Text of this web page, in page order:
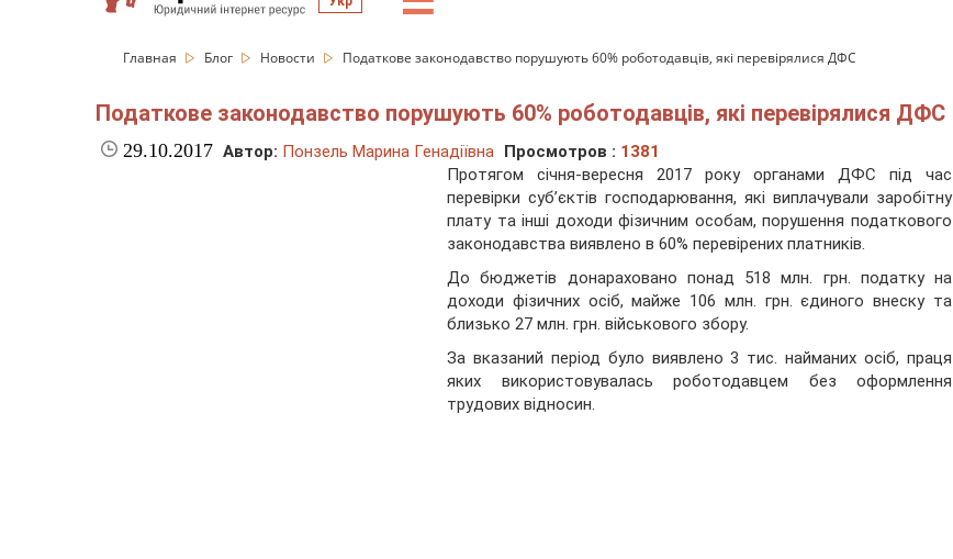
Главная Блог Новости Податкове законодавство порушують 60% роботодавців, які перевірялися ДФС
Податкове законодавство порушують 60% роботодавців, які перевірялися ДФС
29.10.2017 Автор: Понзель Марина Генадіївна Просмотров : 1381
Протягом січня-вересня 2017 року органами ДФС під час
перевірки суб’єктів господарювання, які виплачували заробітну
плату та інші доходи фізичним особам, порушення податкового
законодавства виявлено в 60% перевірених платників.
До бюджетів донараховано понад 518 млн. грн. податку на
доходи фізичних осіб, майже 106 млн. грн. єдиного внеску та
близько 27 млн. грн. військового збору.
За вказаний період було виявлено 3 тис. найманих осіб, праця
яких використовувалась роботодавцем без оформлення
трудових відносин.